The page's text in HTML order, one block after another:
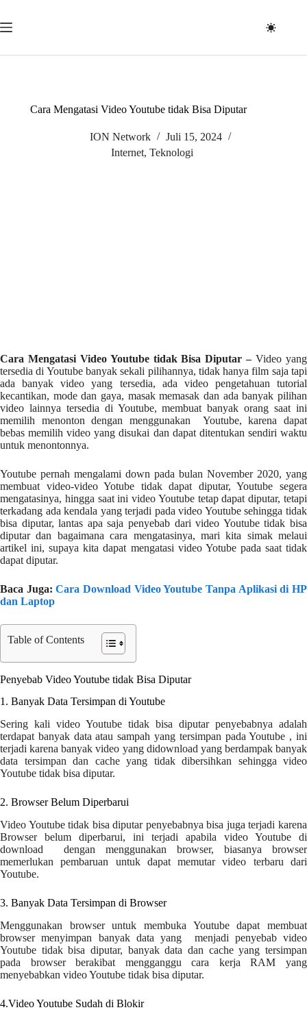
content
Cara Mengatasi Video Youtube tidak Bisa Diputar
ION Network
Juli 15, 2024
Internet, Teknologi
Cara Mengatasi Video Youtube tidak Bisa Diputar –Video yang
tersedia di Youtube banyak sekali pilihannya, tidak hanya film saja tapi
ada banyak video yang tersedia, ada video pengetahuan tutorial
kecantikan, mode dan gaya, masak memasak dan ada banyak pilihan
video lainnya tersedia di Youtube, membuat banyak orang saat ini
memilih menonton dengan menggunakan Youtube, karena dapat
bebas memilih video yang disukai dan dapat ditentukan sendiri waktu
untuk menontonnya.
Youtube pernah mengalami down pada bulan November 2020, yang
membuat video-video Yotube tidak dapat diputar, Youtube segera
mengatasinya, hingga saat ini video Youtube tetap dapat diputar, tetapi
terkadang ada kendala yang terjadi pada video Youtube sehingga tidak
bisa diputar, lantas apa saja penyebab dari video Youtube tidak bisa
diputar dan bagaimana cara mengatasinya, mari kita simak melaui
artikel ini, supaya kita dapat mengatasi video Yotube pada saat tidak
dapat diputar.
Baca Juga: Cara Download Video Youtube Tanpa Aplikasi di HP
dan Laptop
Table of Contents
Penyebab Video Youtube tidak Bisa Diputar
1. Banyak Data Tersimpan di Youtube
Sering kali video Youtube tidak bisa diputar penyebabnya adalah
terdapat banyak data atau sampah yang tersimpan pada Youtube , ini
terjadi karena banyak video yang didownload yang berdampak banyak
data tersimpan dan cache yang tidak dibersihkan sehingga video
Youtube tidak bisa diputar.
2. Browser Belum Diperbarui
Video Youtube tidak bisa diputar penyebabnya bisa juga terjadi karena
Browser belum diperbarui, ini terjadi apabila video Youtube di
download dengan menggunakan browser, biasanya browser
memerlukan pembaruan untuk dapat memutar video terbaru dari
Youtube.
3. Banyak Data Tersimpan di Browser
Menggunakan browser untuk membuka Youtube dapat membuat
browser menyimpan banyak data yang menjadi penyebab video
Youtube tidak bisa diputar, banyak data dan cache yang tersimpan
pada browser berakibat mengganggu cara kerja RAM yang
menyebabkan video Youtube tidak bisa diputar.
4.Video Youtube Sudah di Blokir